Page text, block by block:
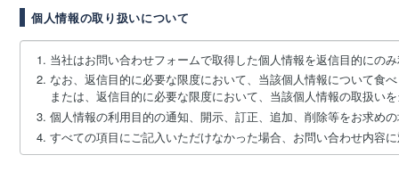
個人情報の取り扱いについて
当社はお問い合わせフォームで取得した個人情報を返信目的にの
なお、返信目的に必要な限度において、当該個人情報について食
または、返信目的に必要な限度において、当該個人情報の取扱い
個人情報の利用目的の通知、開示、訂正、追加、削除等をお求め
すべての項目にご記入いただけなかった場合、お問い合わせ内容